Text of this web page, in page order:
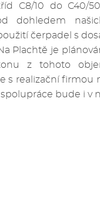
C8/10 do C40/
dohledem
čerpadel s
Plachtě je
z tohoto
s realizační firmou
bude i v